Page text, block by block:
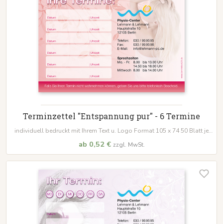
Terminzettel "Entspannung pur" - 6 Termine
individuell bedruckt mit Ihrem Text u. Logo Format 105 x 74 50 Blatt je
ab 0,52 € zzgl. MwSt.